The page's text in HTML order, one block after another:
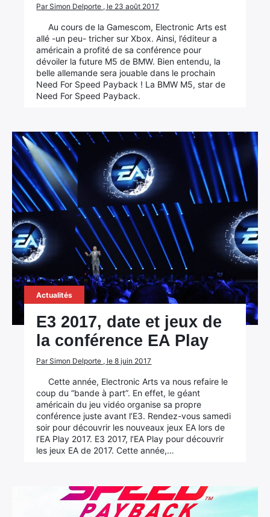
Par Simon Delporte , le 23 août 2017
Au cours de la Gamescom, Electronic Arts est
allé -un peu- tricher sur Xbox. Ainsi, l’éditeur a
américain a profité de sa conférence pour
dévoiler la future M5 de BMW. Bien entendu, la
belle allemande sera jouable dans le prochain
Need For Speed Payback ! La BMW M5, star de
Need For Speed Payback.
Actualités
E3 2017, date et jeux de
la conférence EA Play
Par Simon Delporte , le 8 juin 2017
Cette année, Electronic Arts va nous refaire le
coup du “bande à part”. En effet, le géant
américain du jeu vidéo organise sa propre
conférence juste avant l’E3. Rendez-vous samedi
soir pour découvrir les nouveaux jeux EA lors de
l’EA Play 2017. E3 2017, l’EA Play pour découvrir
les jeux EA de 2017. Cette année,…